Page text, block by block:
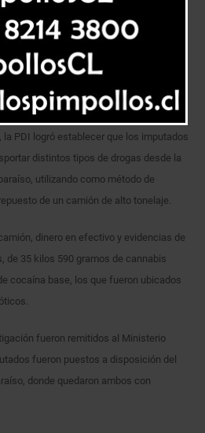
Organizado Valparaíso de la Policía de
con el Ministerio Público,
una banda criminal dedicada a
en Valparaíso.
tras un trabajo de análisis
PDI logró establecer que los imputados
distintos tipos de drogas desde la
utilizando como método de
de un camión de alto tonelaje.
dinero en efectivo y evidencias de
de 35 kilos 590 gramos de cannabis
cocaína base, los que fueron ubicados
fueron remitidos al Ministerio
fueron puestos a disposición del
donde quedaron ambos con